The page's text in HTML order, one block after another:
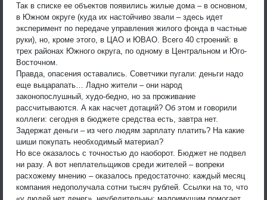
Так в списке ее объектов появились жилые дома – в основном,
в Южном округе (куда их настойчиво звали – здесь идет
эксперимент по передаче управления жилого фонда в частные
руки), но, кроме этого, в ЦАО и ЮВАО. Всего 40 строений: в
трех районах Южного округа, по одному в Центральном и Юго-
Восточном.
Правда, опасения оставались. Советчики пугали: деньги надо
еще выцарапать… Ладно жители – они народ
законопослушный, худо-бедно, но за проживание
рассчитываются. А как насчет дотаций? Об этом и говорили
коллеги: сегодня в бюджете средства есть, завтра нет.
Задержат деньги – из чего людям зарплату платить? На какие
шиши покупать необходимый материал?
Но все оказалось с точностью до наоборот. Бюджет не подвел
ни разу. А вот неплательщиков среди жителей – вопреки
расхожему мнению – оказалось предостаточно: каждый месяц
компания недополучала сотни тысяч рублей. Ссылки на то, что
«у людей нет денег», неубедительны: малоимущим помогает